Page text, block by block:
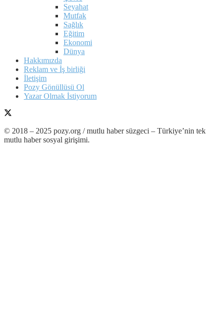
Seyahat
Mutfak
Sağlık
Eğitim
Ekonomi
Dünya
Hakkımızda
Reklam ve İş birliği
İletişim
Pozy Gönüllüsü Ol
Yazar Olmak İstiyorum
© 2018 – 2025 pozy.org / mutlu haber süzgeci – Türkiye’nin tek
mutlu haber sosyal girişimi.